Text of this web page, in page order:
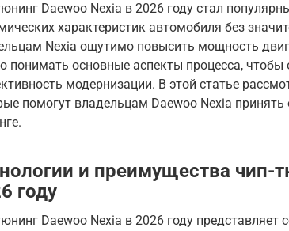
Daewoo Nexia в 2026 году стал
характеристик автомобиля без
Nexia ощутимо повысить мощность
понимать основные аспекты процесса, чтобы
модернизации. В этой статье
помогут владельцам Daewoo Nexia
и преимущества чип-
году
Daewoo Nexia в 2026 году представляет